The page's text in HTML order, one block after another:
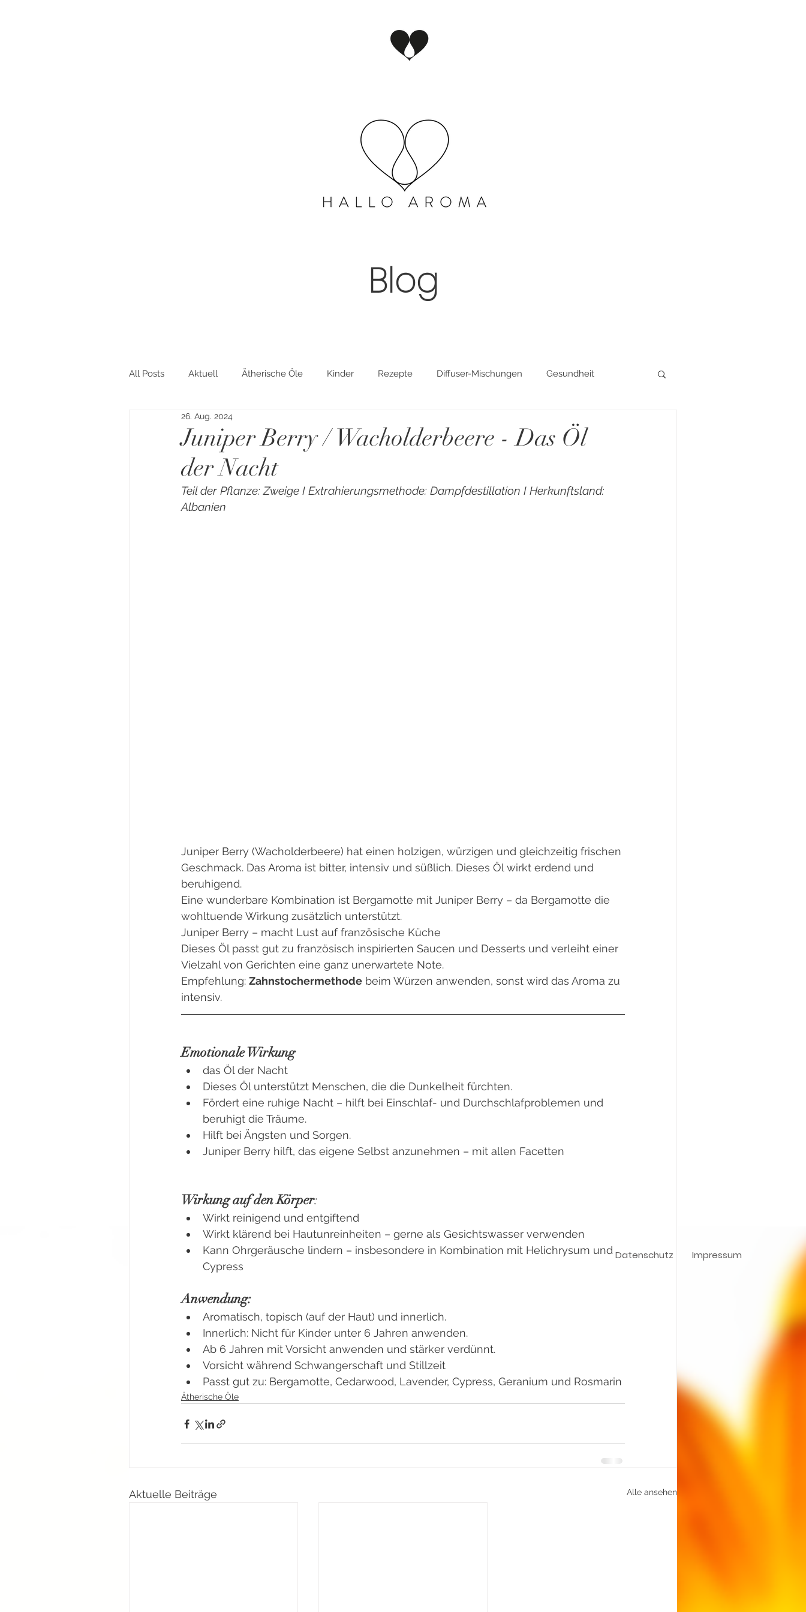
Blog
All Posts Aktuell Ätherische Öle Kinder Rezepte Diffuser-Mischungen Gesundheit
Haushalt Einblicke
Nahrungsergänzung
Juniper Berry / Wacholderbeere - Das Öl
der Nacht
26. Aug. 2024
Teil der Pflanze: Zweige I Extrahierungsmethode: Dampfdestillation I Herkunftsland:
Albanien
Juniper Berry (Wacholderbeere) hat einen holzigen, würzigen und gleichzeitig frischen
Geschmack. Das Aroma ist bitter, intensiv und süßlich. Dieses Öl wirkt erdend und
beruhigend.
Eine wunderbare Kombination ist Bergamotte mit Juniper Berry – da Bergamotte die
wohltuende Wirkung zusätzlich unterstützt.
Juniper Berry – macht Lust auf französische Küche
Dieses Öl passt gut zu französisch inspirierten Saucen und Desserts und verleiht einer
Vielzahl von Gerichten eine ganz unerwartete Note.
Empfehlung: Zahnstochermethode beim Würzen anwenden, sonst wird das Aroma zu
intensiv.
Emotionale Wirkung
das Öl der Nacht
Dieses Öl unterstützt Menschen, die die Dunkelheit fürchten.
Fördert eine ruhige Nacht – hilft bei Einschlaf- und Durchschlafproblemen und
beruhigt die Träume.
Hilft bei Ängsten und Sorgen.
Juniper Berry hilft, das eigene Selbst anzunehmen – mit allen Facetten
Wirkung auf den Körper:
Wirkt reinigend und entgiftend
Wirkt klärend bei Hautunreinheiten – gerne als Gesichtswasser verwenden
Kann Ohrgeräusche lindern – insbesondere in Kombination mit Helichrysum und
Cypress
Anwendung:
Aromatisch, topisch (auf der Haut) und innerlich.
Innerlich: Nicht für Kinder unter 6 Jahren anwenden.
Ab 6 Jahren mit Vorsicht anwenden und stärker verdünnt.
Vorsicht während Schwangerschaft und Stillzeit
Passt gut zu: Bergamotte, Cedarwood, Lavender, Cypress, Geranium und Rosmarin
Ätherische Öle
Aktuelle Beiträge Alle ansehen
Impressum
Datenschutz